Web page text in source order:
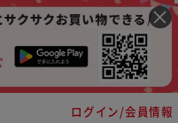
ログイン/会員情報